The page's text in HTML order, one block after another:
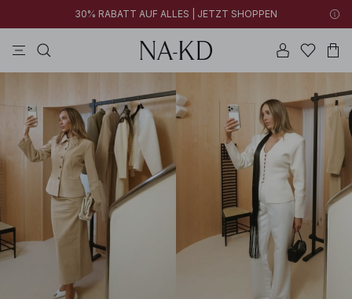
30% RABATT AUF ALLES | JETZT SHOPPEN